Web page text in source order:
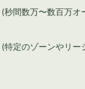
間数万〜数百万
定のゾーンやリー